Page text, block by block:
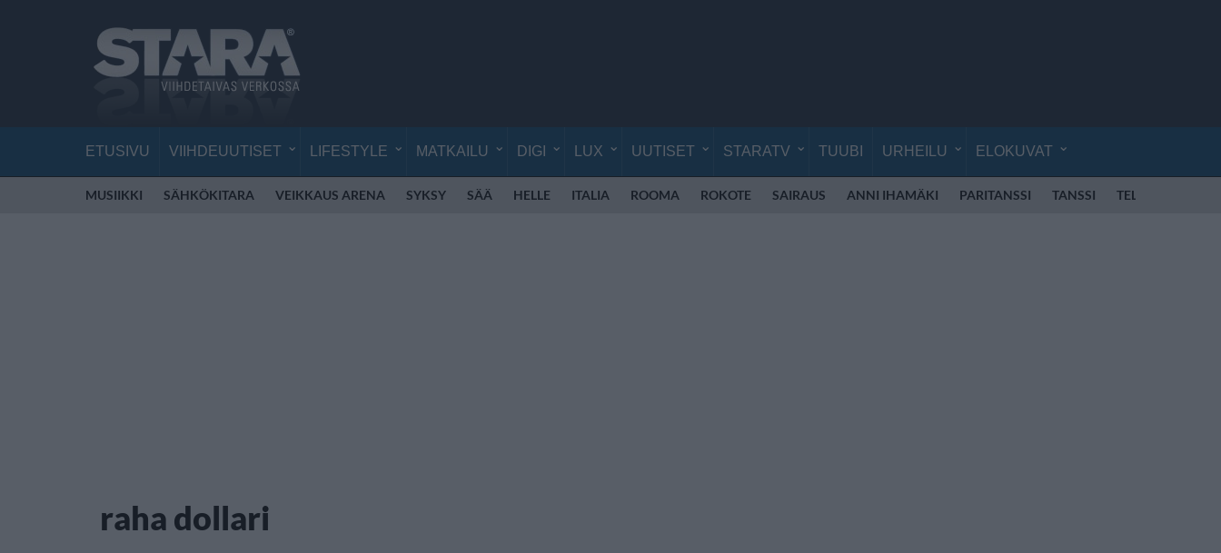
ETUSIVU VIIHDEUUTISET LIFESTYLE MATKAILU DIGI LUX UUTISET STARATV TUUBI URHEILU ELOKUVAT
MUSIIKKI SÄHKÖKITARA VEIKKAUS ARENA SYKSY SÄÄ HELLE ITALIA ROOMA ROKOTE SAIRAUS ANNI IHAMÄKI PARITANSSI TANSSI TELEVISIO
raha dollari